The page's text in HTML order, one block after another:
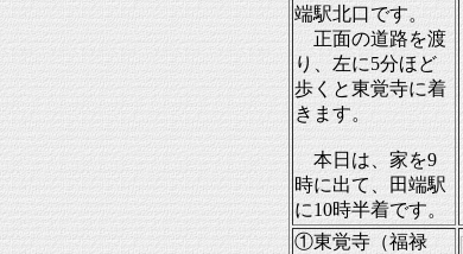
端駅北口です。
正面の道路を渡
り、左に5分ほど
歩くと東覚寺に着
きます。
本日は、家を9
時に出て、田端駅
に10時半着です。
①東覚寺（福禄